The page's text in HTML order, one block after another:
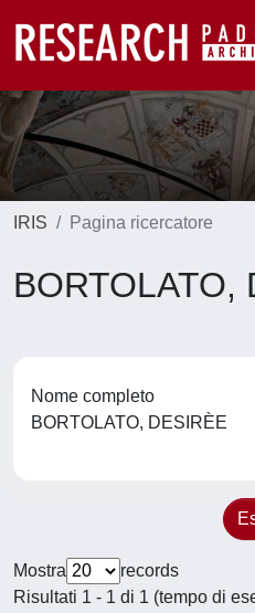
IRIS Pagina ricercatore
BORTOLATO,
Nome completo
BORTOLATO, DESIRÈE
Mostra
records
Risultati 1 - 1 di 1 (tempo di